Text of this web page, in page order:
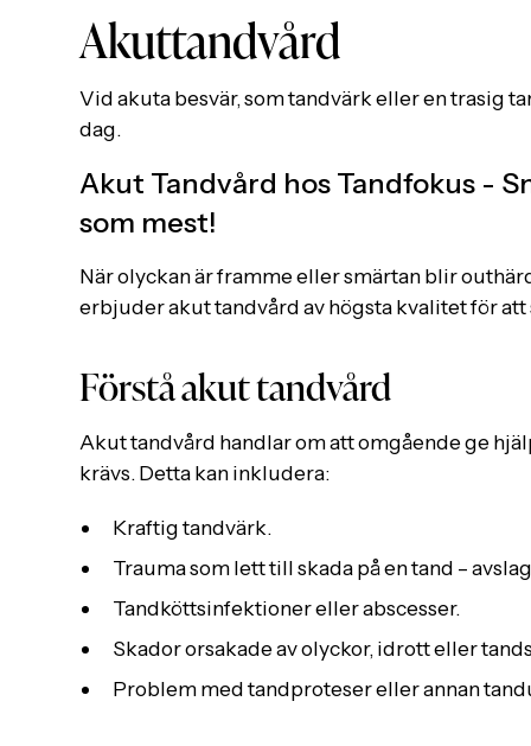
Akuttandvård
Vid akuta besvär, som tandvärk eller en trasig
dag.
Akut Tandvård hos Tandfokus -
som mest!
När olyckan är framme eller smärtan blir
erbjuder akut tandvård av högsta kvalitet för
Förstå akut tandvård
Akut tandvård handlar om att omgående ge
krävs. Detta kan inkludera:
Kraftig tandvärk.
Trauma som lett till skada på en tand –
Tandköttsinfektioner eller abscesser.
Skador orsakade av olyckor, idrott eller
Problem med tandproteser eller annan